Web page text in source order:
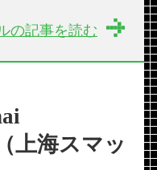
の記事を読む
上海スマッ